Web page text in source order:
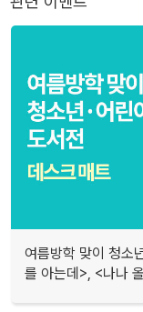
여름방학 맞이 청소
를 아는데>, <나나